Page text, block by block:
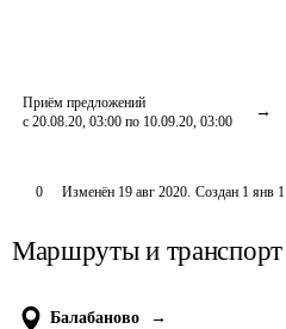
Приём предложений
с 20.08.20, 03:00 по 10.09.20, 03:00
0 Изменён 19 авг 2020. Создан 1 янв 1
Маршруты и транспорт
Балабаново →